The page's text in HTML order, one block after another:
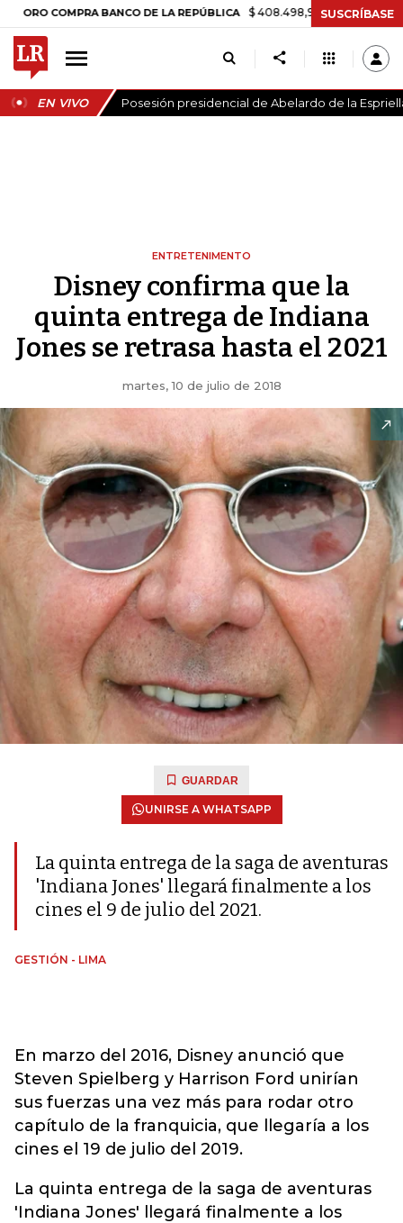
BANCO DE LA REPÚBLICA $ 408.498,97 +$ 8.753,81 +2,19%
SUSCRÍBASE
EN VIVO Posesión presidencial de Abelardo de la
ENTRETENIMENTO
Disney confirma que la
quinta entrega de Indiana
Jones se retrasa hasta el 2021
martes, 10 de julio de 2018
GUARDAR
UNIRSE A WHATSAPP
La quinta entrega de la saga de aventuras
'Indiana Jones' llegará finalmente a los
cines el 9 de julio del 2021.
GESTIÓN - LIMA
En marzo del 2016, Disney anunció que
Steven Spielberg y Harrison Ford unirían
sus fuerzas una vez más para rodar otro
capítulo de la franquicia, que llegaría a los
cines el 19 de julio del 2019.
La quinta entrega de la saga de aventuras
'Indiana Jones' llegará finalmente a los